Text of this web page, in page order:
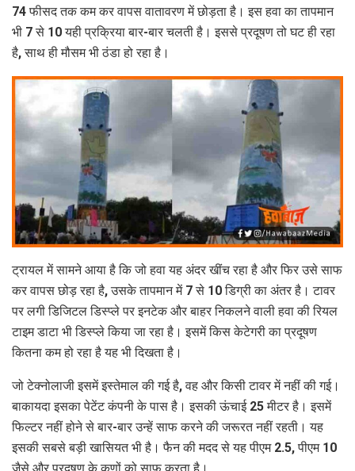
74 फीसद तक कम कर वापस वातावरण में छोड़ता है। इस हवा का तापमान
भी 7 से 10 यही प्रक्रिया बार-बार चलती है। इससे प्रदूषण तो घट ही रहा
है, साथ ही मौसम भी ठंडा हो रहा है।
ट्रायल में सामने आया है कि जो हवा यह अंदर खींच रहा है और फिर उसे साफ
कर वापस छोड़ रहा है, उसके तापमान में 7 से 10 डिग्री का अंतर है। टावर
पर लगी डिजिटल डिस्प्ले पर इनटेक और बाहर निकलने वाली हवा की रियल
टाइम डाटा भी डिस्प्ले किया जा रहा है। इसमें किस केटेगरी का प्रदूषण
कितना कम हो रहा है यह भी दिखता है।
जो टेक्नोलाजी इसमें इस्तेमाल की गई है, वह और किसी टावर में नहीं की गई।
बाकायदा इसका पेटेंट कंपनी के पास है। इसकी ऊंचाई 25 मीटर है। इसमें
फिल्टर नहीं होने से बार-बार उन्हें साफ करने की जरूरत नहीं रहती। यह
इसकी सबसे बड़ी खासियत भी है। फैन की मदद से यह पीएम 2.5, पीएम 10